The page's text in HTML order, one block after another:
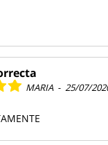
MARIA - 25/07/